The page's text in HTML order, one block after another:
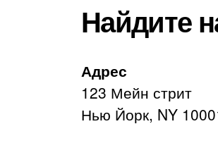
Найдите
Адрес
123 Мейн стрит
Нью Йорк, NY